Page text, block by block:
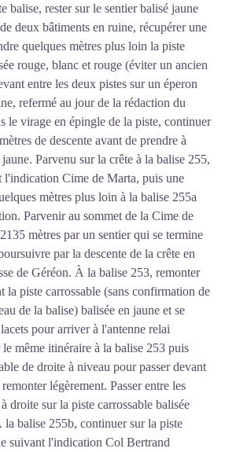
balise, rester sur le sentier balisé jaune
deux bâtiments en ruine, récupérer une
quelques mètres plus loin la piste
rouge, blanc et rouge (éviter un ancien
entre les deux pistes sur un éperon
refermé au jour de la rédaction du
le virage en épingle de la piste, continuer
de descente avant de prendre à
Parvenu sur la crête à la balise 255,
l'indication Cime de Marta, puis une
mètres plus loin à la balise 255a
Parvenir au sommet de la Cime de
mètres par un sentier qui se termine
par la descente de la crête en
de Géréon. À la balise 253, remonter
la piste carrossable (sans confirmation de
de la balise) balisée en jaune et se
pour arriver à l'antenne relai
même itinéraire à la balise 253 puis
de droite à niveau pour passer devant
légèrement. Passer entre les
droite sur la piste carrossable balisée
balise 255b, continuer sur la piste
suivant l'indication Col Bertrand